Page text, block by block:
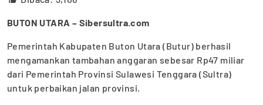
BUTON UTARA – Sibersultra.com
Pemerintah Kabupaten Buton Utara (Butur) berhasil
mengamankan tambahan anggaran sebesar Rp47 miliar
dari Pemerintah Provinsi Sulawesi Tenggara (Sultra)
untuk perbaikan jalan provinsi.